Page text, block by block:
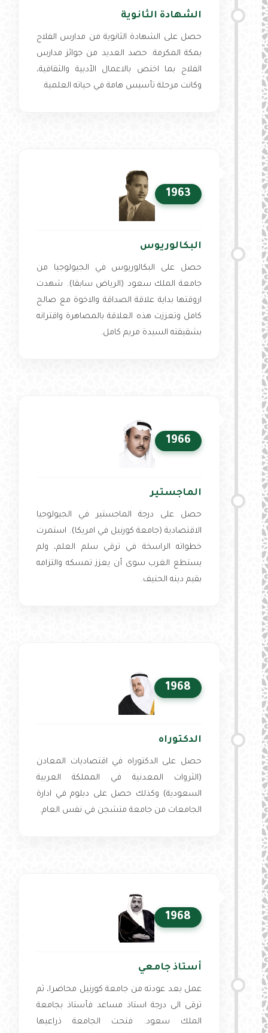
الشهادة الثانوية
حصل على الشهادة الثانوية من مدارس الفلاح
بمكة المكرمة. حصد العديد من جوائز مدارس
الفلاح بما اختص بالاعمال الأدبية والثقافية،
وكانت مرحلة تأسيس هامة في حياته العلمية.
1963
البكالوريوس
حصل على البكالوريوس في الجيولوجيا من
جامعة الملك سعود (الرياض سابقا). شهدت
اروقتها بداية علاقة الصداقة والاخوة مع صالح
كامل وتعززت هذه العلاقة بالمصاهرة واقترانه
بشقيقته السيدة مريم كامل.
1966
الماجستير
حصل على درجة الماجستير في الجيولوجيا
الاقتصادية (جامعة كورنيل في امريكا). استمرت
خطواته الراسخة في ترقي سلم العلم، ولم
يستطع الغرب سوى أن يعزز تمسكه والتزامه
بقيم دينه الحنيف.
1968
الدكتوراه
حصل على الدكتوراه في اقتصاديات المعادن
(الثروات المعدنية في المملكة العربية
السعودية) وكذلك حصل على دبلوم في ادارة
الجامعات من جامعة متشجن في نفس العام.
1968
أستاذ جامعي
عمل بعد عودته من جامعة كورنيل محاضرا، ثم
ترقى الى درجة استاذ مساعد فأستاذ بجامعة
الملك سعود. فتحت الجامعة ذراعيها